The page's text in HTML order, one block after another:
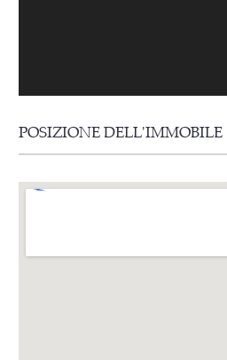
POSIZIONE DELL'IMMOBILE